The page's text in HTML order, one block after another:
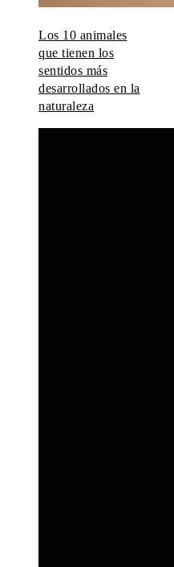
Los 10 animales
que tienen los
sentidos más
desarrollados en la
naturaleza